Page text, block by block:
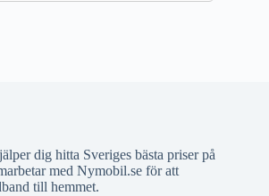
dig hitta Sveriges bästa priser på
med Nymobil.se för att
till hemmet.